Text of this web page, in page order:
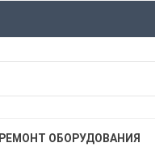
РЕМОНТ ОБОРУДОВАНИЯ